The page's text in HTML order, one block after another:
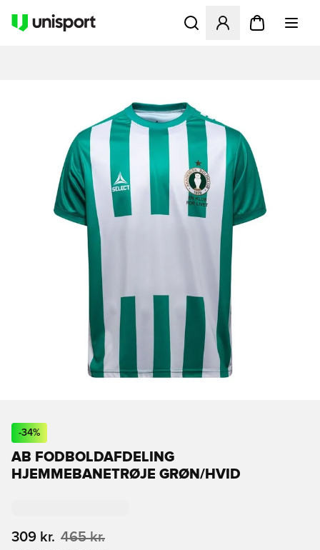
Åbner en Modal til at
-34%
AB FODBOLDAFDELING
HJEMMEBANETRØJE GRØN/HVID
309 kr. 465 kr.